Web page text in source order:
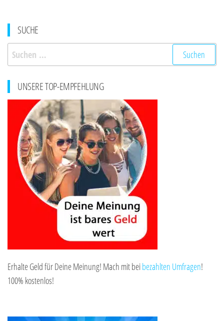
SUCHE
Suchen
nach:
UNSERE TOP-EMPFEHLUNG
Erhalte Geld für Deine Meinung! Mach mit beibezahlten Umfragen!
100% kostenlos!